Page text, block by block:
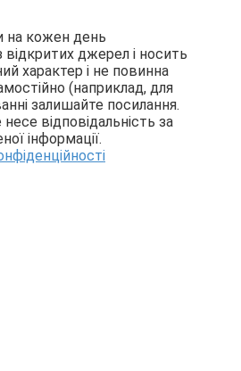
на кожен день
відкритих джерел і носить
характер і не повинна
(наприклад, для
залишайте посилання.
відповідальність за
інформації.